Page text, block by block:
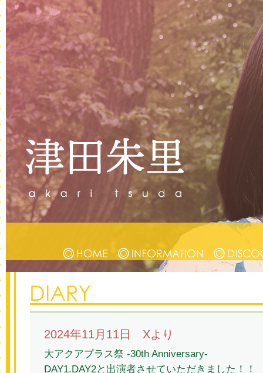
2024年11月11日 Xより
大アクアプラス祭 -30th Anniversary-
DAY1.DAY2と出演者させていただきました！！